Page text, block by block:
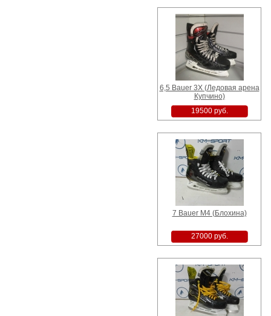
6,5 Bauer 3X (Ледовая арена
Купчино)
19500 руб.
7 Bauer M4 (Блохина)
27000 руб.